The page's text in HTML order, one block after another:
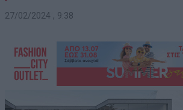
27/02/2024 , 9:38